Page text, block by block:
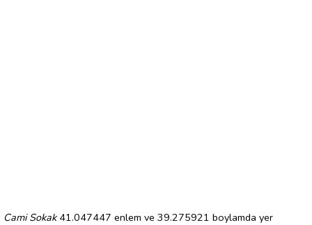
Cami Sokak41.047447 enlem ve 39.275921 boylamda yer